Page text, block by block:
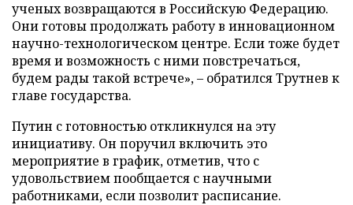
ученых возвращаются в Российскую Федерацию.
Они готовы продолжать работу в инновационном
научно-технологическом центре. Если тоже будет
время и возможность с ними повстречаться,
будем рады такой встрече», – обратился Трутнев к
главе государства.
Путин с готовностью откликнулся на эту
инициативу. Он поручил включить это
мероприятие в график, отметив, что с
удовольствием пообщается с научными
работниками, если позволит расписание.